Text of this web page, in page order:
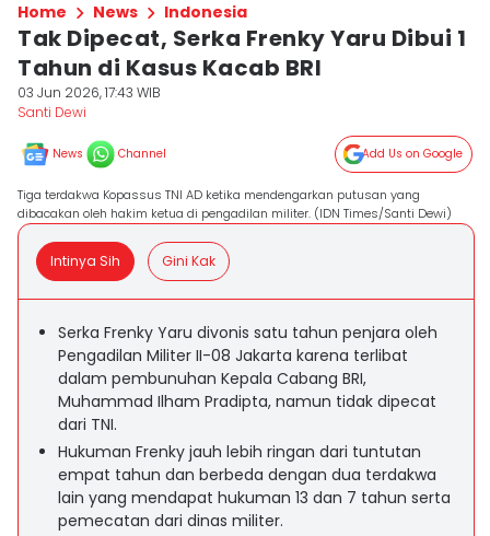
Home News Indonesia
Tak Dipecat, Serka Frenky Yaru Dibui 1
Tahun di Kasus Kacab BRI
03 Jun 2026, 17:43 WIB
Santi Dewi
News Channel Add Us on Google
Tiga terdakwa Kopassus TNI AD ketika mendengarkan putusan yang
dibacakan oleh hakim ketua di pengadilan militer. (IDN Times/Santi Dewi)
Intinya Sih Gini Kak
Serka Frenky Yaru divonis satu tahun penjara oleh
Pengadilan Militer II-08 Jakarta karena terlibat
dalam pembunuhan Kepala Cabang BRI,
Muhammad Ilham Pradipta, namun tidak dipecat
dari TNI.
Hukuman Frenky jauh lebih ringan dari tuntutan
empat tahun dan berbeda dengan dua terdakwa
lain yang mendapat hukuman 13 dan 7 tahun serta
pemecatan dari dinas militer.